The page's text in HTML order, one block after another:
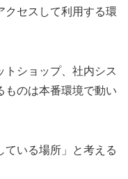
クセスして利用する環
トショップ、社内シス
ものは本番環境で動い
ている場所」と考える